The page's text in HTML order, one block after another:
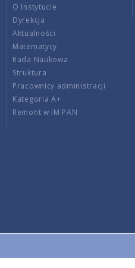
O Instytucie
Dyrekcja
Aktualności
Matematycy
Rada Naukowa
Struktura
Pracownicy administracji
Kategoria A+
Remont w IM PAN